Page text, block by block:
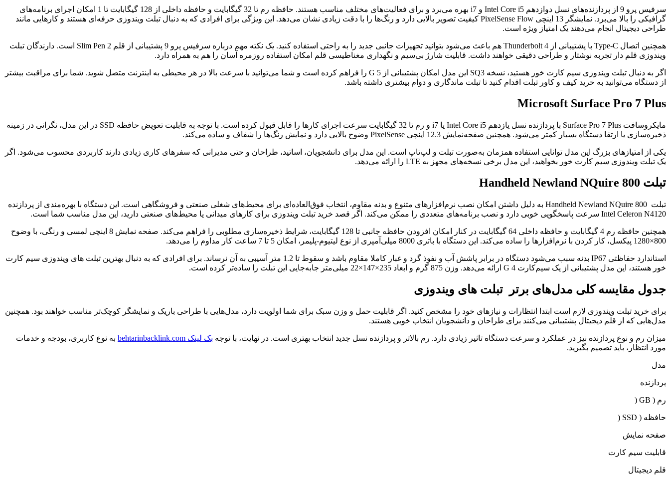
سرفیس پرو 9 از پردازنده‌های نسل دوازدهم Intel Core i5 و i7 بهره می‌برد و برای فعالیت‌های مختلف مناسب هستند. حافظه رم تا 32 گیگابایت و حافظه داخلی از 128 گیگابایت تا 1 امکان اجرای برنامه‌های
گرافیکی را بالا می‌برد. نمایشگر 13 اینچی PixelSense Flow کیفیت تصویر بالایی دارد و رنگ‌ها را با دقت زیادی نشان می‌دهد. این ویژگی برای افرادی که به دنبال تبلت ویندوزی حرفه‌ای هستند و کارهایی مانند
طراحی دیجیتال انجام می‌دهند یک امتیاز ویژه است.
همچنین اتصال Type-C با پشتیبانی از Thunderbolt 4 هم باعث می‌شود بتوانید تجهیزات جانبی جدید را به راحتی استفاده کنید. یک نکته مهم درباره سرفیس پرو 9 پشتیبانی از قلم Slim Pen 2 است. دارندگان تبلت
ویندوزی قلم دار تجربه نوشتار و طراحی دقیقی خواهند داشت. قابلیت شارژ بی‌سیم و نگهداری مغناطیسی قلم امکان استفاده روزمره آسان را هم به همراه دارد.
اگر به دنبال تبلت ویندوزی سیم کارت خور هستید، نسخه SQ3 این مدل امکان پشتیبانی از 5 G را فراهم کرده است و شما می‌توانید با سرعت بالا در هر محیطی به اینترنت متصل شوید. شما برای مراقبت بیشتر
از دستگاه می‌توانید به خرید کیف و کاور تبلت اقدام کنید تا تبلت ماندگاری و دوام بیشتری داشته باشد.
Microsoft Surface Pro 7 Plus
مایکروسافت Surface Pro 7 Plus با پردازنده نسل یازدهم Intel Core i5 یا i7 و رم‌ تا 32 گیگابایت سرعت اجرای کارها را قابل قبول کرده است. با توجه به قابلیت تعویض حافظه SSD در این مدل، نگرانی در زمینه
ذخیره‌سازی یا ارتقا دستگاه بسیار کمتر می‌شود. همچنین صفحه‌نمایش 12.3 اینچی PixelSense وضوح بالایی دارد و نمایش رنگ‌ها را شفاف و ساده می‌کند.
یکی از امتیازهای بزرگ این مدل توانایی استفاده همزمان به‌صورت تبلت و لپ‌تاپ است. این مدل برای دانشجویان، اساتید، طراحان و حتی مدیرانی که سفرهای کاری زیادی دارند کاربردی محسوب می‌شود. اگر
یک تبلت ویندوزی سیم کارت خور بخواهید، این مدل برخی نسخه‌های مجهز به LTE را ارائه می‌دهد.
تبلت Handheld Newland NQuire 800
تبلت Handheld Newland NQuire 800 به دلیل داشتن امکان نصب نرم‌افزارهای متنوع و بدنه مقاوم، انتخاب فوق‌العاده‌ای برای محیط‌های شغلی صنعتی و فروشگاهی است. این دستگاه با بهره‌مندی از پردازنده
Intel Celeron N4120 سرعت پاسخگویی خوبی دارد و نصب برنامه‌های متعددی را ممکن می‌کند. اگر قصد خرید تبلت ویندوزی برای کارهای میدانی یا محیط‌های صنعتی دارید، این مدل مناسب شما است.
همچنین حافظه رم 4 گیگابایت و حافظه داخلی 64 گیگابایت در کنار امکان افزودن حافظه جانبی تا 128 گیگابایت، شرایط ذخیره‌سازی مطلوبی را فراهم می‌کند. صفحه نمایش 8 اینچی لمسی و رنگی، با وضوح
800×1280 پیکسل، کار کردن با نرم‌افزارها را ساده می‌کند. این دستگاه با باتری 8000 میلی‌آمپری از نوع لیتیوم-پلیمر، امکان 5 تا 7 ساعت کار مداوم را می‌دهد.
استاندارد حفاظتی IP67 بدنه سبب می‌شود دستگاه در برابر پاشش آب و نفوذ گرد و غبار کاملا مقاوم باشد و سقوط تا 1.2 متر آسیبی به آن نرساند. برای افرادی که به دنبال بهترین تبلت های ویندوزی سیم کارت
خور هستند، این مدل پشتیبانی از یک سیم‌کارت 4 G ارائه می‌دهد. وزن 875 گرم و ابعاد 235×147×22 میلی‌متر جابه‌جایی این تبلت را ساده‌تر کرده است.
جدول مقایسه کلی مدل‌های برتر تبلت های ویندوزی
برای خرید تبلت ویندوزی لازم است ابتدا انتظارات و نیازهای خود را مشخص کنید. اگر قابلیت حمل و وزن سبک برای شما اولویت دارد، مدل‌هایی با طراحی باریک و نمایشگر کوچک‌تر مناسب خواهند بود. همچنین
مدل‌هایی که از قلم دیجیتال پشتیبانی می‌کنند برای طراحان و دانشجویان انتخاب خوبی هستند.
میزان رم و نوع پردازنده نیز در عملکرد و سرعت دستگاه تاثیر زیادی دارد. رم بالاتر و پردازنده نسل جدید انتخاب بهتری است. در نهایت، با توجه بک لینک behtarinbacklink.com
به نوع کاربری، بودجه و خدمات
مورد انتظار، باید تصمیم بگیرید.
مدل
پردازنده
رم ( GB (
حافظه ( SSD (
صفحه نمایش
قابلیت سیم کارت
قلم دیجیتال